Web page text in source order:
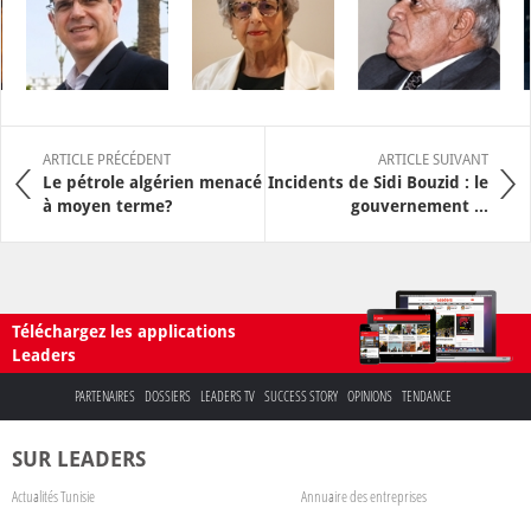
ARTICLE PRÉCÉDENT
Le pétrole algérien menacé
à moyen terme?
ARTICLE SUIVANT
Incidents de Sidi Bouzid : le
gouvernement ...
Téléchargez les applications
Leaders
PARTENAIRES DOSSIERS LEADERS TV SUCCESS STORY OPINIONS TENDANCE
SUR LEADERS
Actualités Tunisie
Annuaire des entreprises